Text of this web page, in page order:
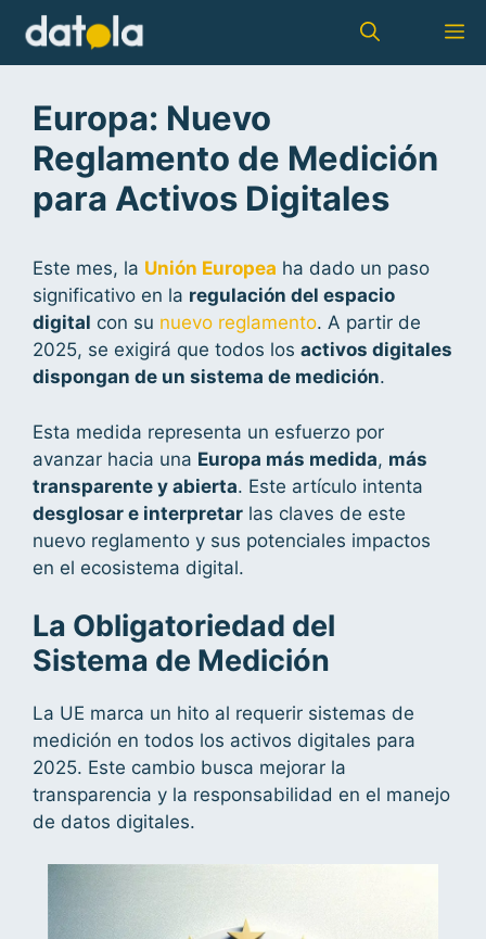
Europa: Nuevo
Reglamento de Medición
para Activos Digitales
Este mes, la Unión Europea ha dado un paso
significativo en la regulación del espacio
digital con su nuevo reglamento. A partir de
2025, se exigirá que todos los activos digitales
dispongan de un sistema de medición.
Esta medida representa un esfuerzo por
avanzar hacia una Europa más medida, más
transparente y abierta. Este artículo intenta
desglosar e interpretar las claves de este
nuevo reglamento y sus potenciales impactos
en el ecosistema digital.
La Obligatoriedad del
Sistema de Medición
La UE marca un hito al requerir sistemas de
medición en todos los activos digitales para
2025. Este cambio busca mejorar la
transparencia y la responsabilidad en el manejo
de datos digitales.